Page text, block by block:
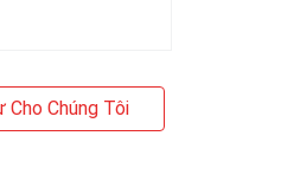
Cho Chúng Tôi